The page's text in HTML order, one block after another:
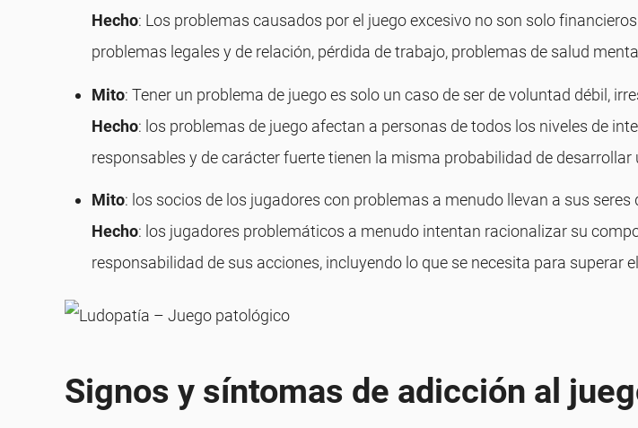
Hecho: Los problemas causados ​​por el juego excesivo no son solo
problemas legales y de relación, pérdida de trabajo, problemas de salud
Mito: Tener un problema de juego es solo un caso de ser de voluntad débil,
Hecho: los problemas de juego afectan a personas de todos los niveles de
responsables y de carácter fuerte tienen la misma probabilidad de
Mito: los socios de los jugadores con problemas a menudo llevan a sus seres
Hecho: los jugadores problemáticos a menudo intentan racionalizar su
responsabilidad de sus acciones, incluyendo lo que se necesita para superar
Signos y síntomas de adicción al